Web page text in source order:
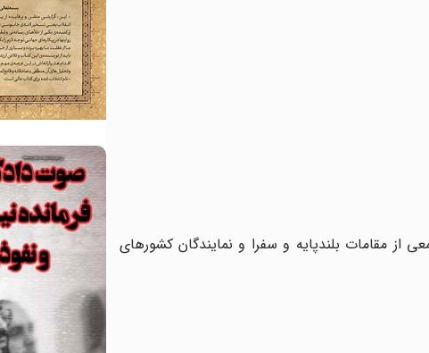
مقامات بلندپایه و سفرا و نمایندگان کشورهای